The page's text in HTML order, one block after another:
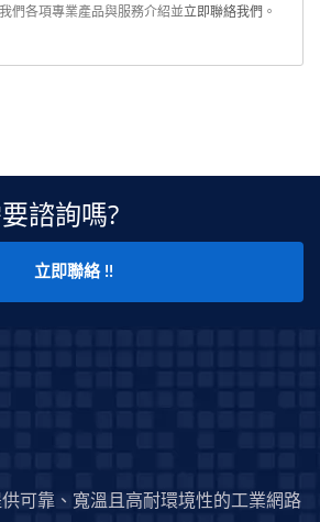
們各項專業產品與服務介紹並 立即聯絡我們 。
諮詢嗎?
立即聯絡 !!
可靠、寬溫且高耐環境性的工業網路